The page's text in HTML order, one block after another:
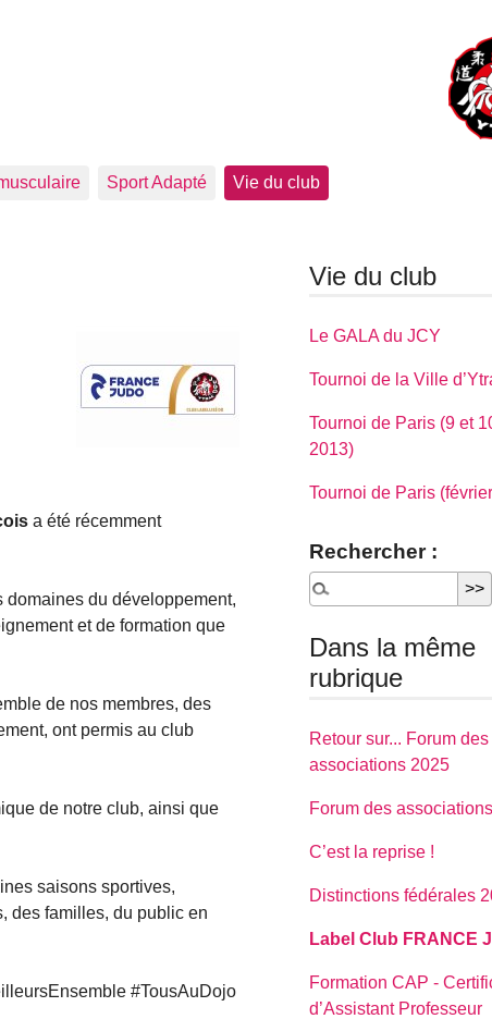
Sport Adapté Vie du club
a été récemment
domaines du développement,
et de formation que
de nos membres, des
ont permis au club
de notre club, ainsi que
saisons sportives,
des familles, du public en
#TousAuDojo
Vie du club
Le GALA du JCY
Tournoi de la Ville
Tournoi de Paris (9 et
2013)
Tournoi de Paris
Rechercher :
Dans la même
rubrique
Retour sur... Forum des
associations 2025
Forum des
C’est la reprise !
Distinctions fédérales
Label Club FRANCE
Formation CAP -
d’Assistant Professeur